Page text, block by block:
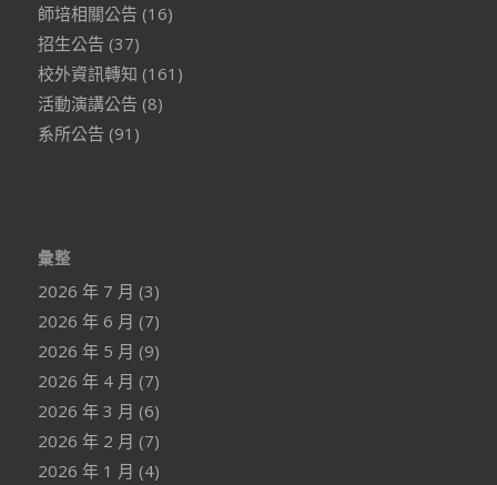
師培相關公告 (16)
招生公告 (37)
校外資訊轉知 (161)
活動演講公告 (8)
系所公告 (91)
彙整
2026 年 7 月 (3)
2026 年 6 月 (7)
2026 年 5 月 (9)
2026 年 4 月 (7)
2026 年 3 月 (6)
2026 年 2 月 (7)
2026 年 1 月 (4)